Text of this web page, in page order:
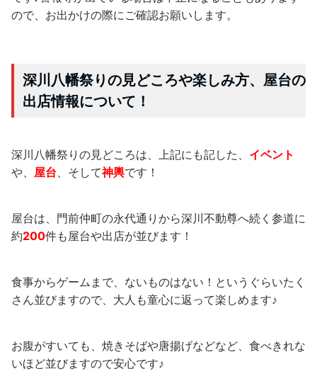
ので、お出かけの際にご確認お願いします。
深川八幡祭りの見どころや楽しみ方、屋台の
出店情報について！
深川八幡祭りの見どころは、上記にも記した、 イベント
や、 屋台、そして神輿です！
屋台は、門前仲町の永代通りから深川不動尊へ続く参道に
約200件も屋台や出店が並びます！
食事からゲームまで、ないものはない！というぐらいたく
さん並びますので、大人も童心に返って楽しめます♪
お腹がすいても、焼きそばや唐揚げなどなど、食べきれな
いほど並びますので安心です♪